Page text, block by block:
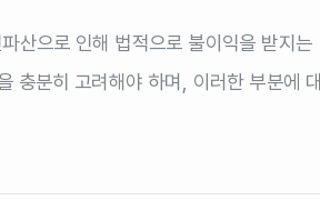
산으로 인해 법적으로 불이익을 받지는
충분히 고려해야 하며, 이러한 부분에 대